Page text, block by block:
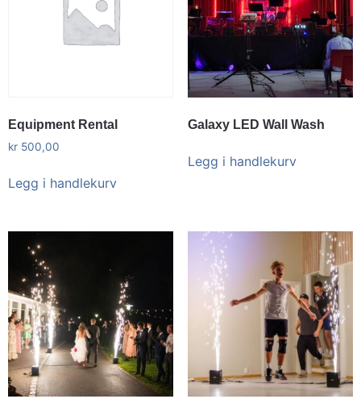
Equipment Rental
kr 500,00
Legg i handlekurv
Galaxy LED Wall Wash
Legg i handlekurv